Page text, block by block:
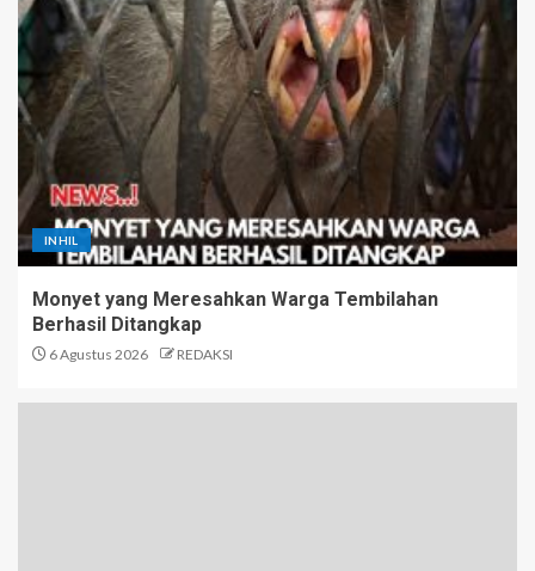
INHIL
Monyet yang Meresahkan Warga Tembilahan
Berhasil Ditangkap
6 Agustus 2026 REDAKSI